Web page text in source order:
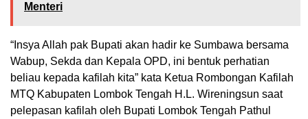
Menteri
“Insya Allah pak Bupati akan hadir ke Sumbawa bersama
Wabup, Sekda dan Kepala OPD, ini bentuk perhatian
beliau kepada kafilah kita” kata Ketua Rombongan Kafilah
MTQ Kabupaten Lombok Tengah H.L. Wireningsun saat
pelepasan kafilah oleh Bupati Lombok Tengah Pathul